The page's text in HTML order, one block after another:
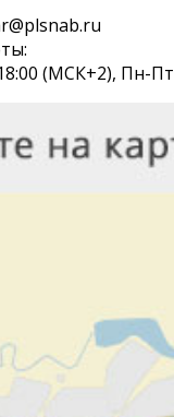
(МСК+2), Пн-Пт